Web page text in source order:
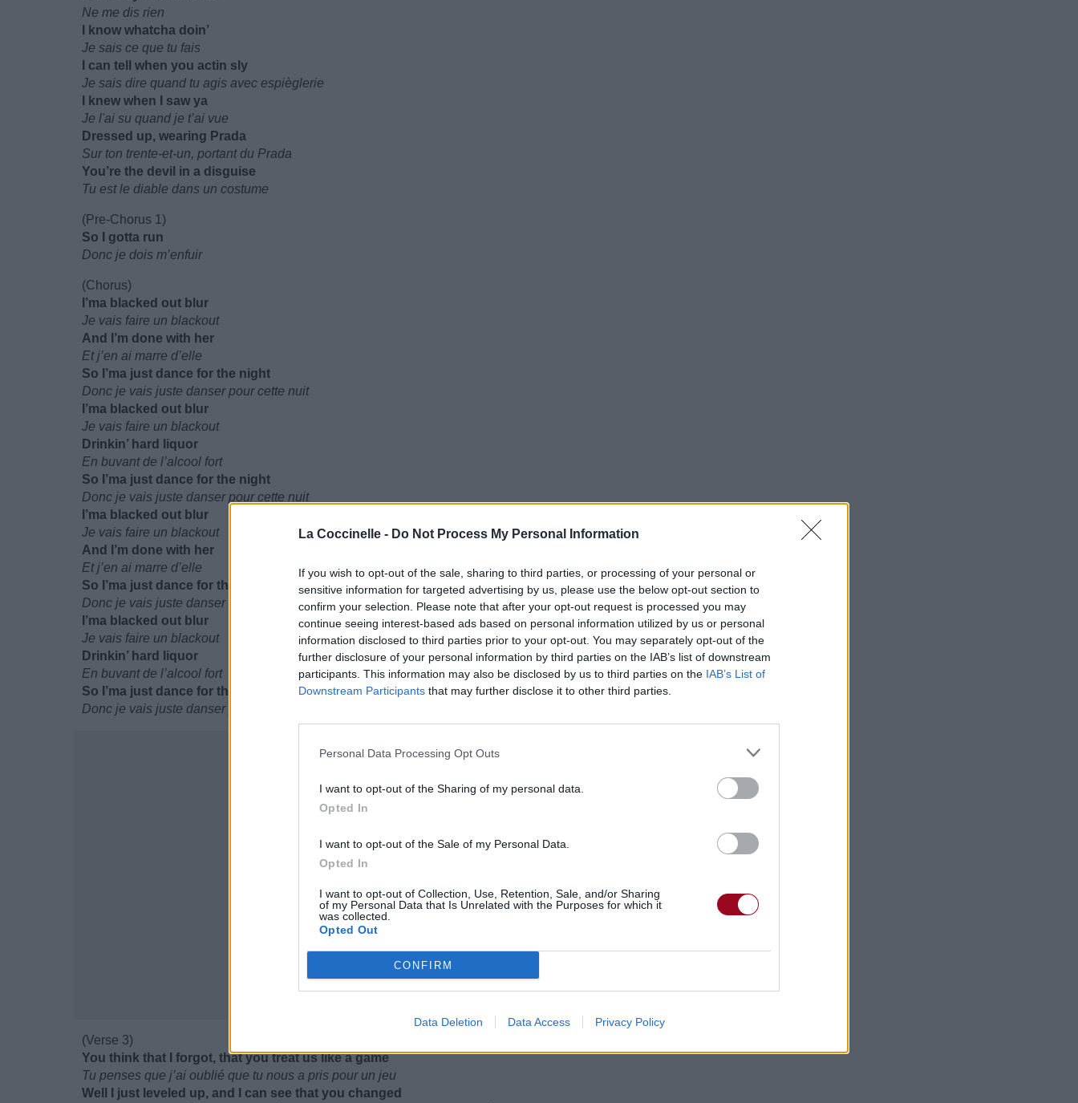
La Coccinelle - Do Not Process My Personal Information
If you wish to opt-out of the sale, sharing to third parties, or processing of your personal or
sensitive information for targeted advertising by us, please use the below opt-out section to
confirm your selection. Please note that after your opt-out request is processed you may
continue seeing interest-based ads based on personal information utilized by us or personal
information disclosed to third parties prior to your opt-out. You may separately opt-out of the
further disclosure of your personal information by third parties on the IAB’s list of downstream
participants. This information may also be disclosed by us to third parties on the IAB’s List of
Downstream Participants that may further disclose it to other third parties.
Personal Data Processing Opt Outs
I want to opt-out of the Sharing of my personal data.
Opted In
I want to opt-out of the Sale of my Personal Data.
Opted In
I want to opt-out of Collection, Use, Retention, Sale, and/or Sharing
of my Personal Data that Is Unrelated with the Purposes for which it
was collected.
Opted Out
CONFIRM
Data Deletion Data Access Privacy Policy
Ne me dis rien
I know whatcha doin’
Je sais ce que tu fais
I can tell when you actin sly
Je sais dire quand tu agis avec espièglerie
I knew when I saw ya
Je l'ai su quand je t’ai vue
Dressed up, wearing Prada
Sur ton trente-et-un, portant du Prada
You’re the devil in a disguise
Tu est le diable dans un costume
(Pre-Chorus 1)
So I gotta run
Donc je dois m’enfuir
(Chorus)
I’ma blacked out blur
Je vais faire un blackout
And I’m done with her
Et j’en ai marre d’elle
So I’ma just dance for the night
Donc je vais juste danser pour cette nuit
I’ma blacked out blur
Je vais faire un blackout
Drinkin’ hard liquor
En buvant de l’alcool fort
So I’ma just dance for the night
Donc je vais juste danser pour cette nuit
I’ma blacked out blur
Je vais faire un blackout
And I’m done with her
Et j’en ai marre d’elle
So I’ma just dance for the night
Donc je vais juste danser pour cette nuit
I’ma blacked out blur
Je vais faire un blackout
Drinkin’ hard liquor
En buvant de l’alcool fort
So I’ma just dance for the night
Donc je vais juste danser pour cette nuit
(Verse 3)
You think that I forgot, that you treat us like a game
Tu penses que j’ai oublié que tu nous a pris pour un jeu
Well I just leveled up, and I can see that you changed